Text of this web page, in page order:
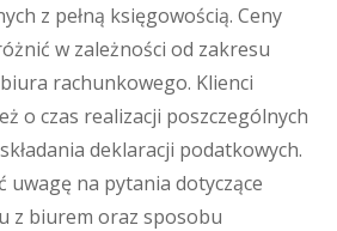
z pełną księgowością. Ceny
w zależności od zakresu
rachunkowego. Klienci
o czas realizacji poszczególnych
deklaracji podatkowych.
uwagę na pytania dotyczące
z biurem oraz sposobu